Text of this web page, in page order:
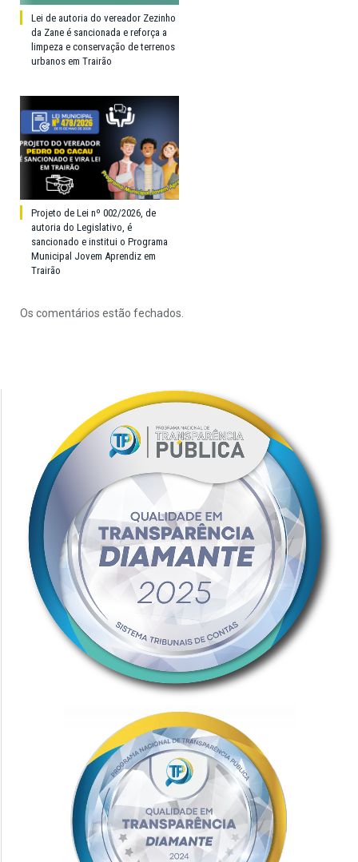
Lei de autoria do vereador Zezinho
da Zane é sancionada e reforça a
limpeza e conservação de terrenos
urbanos em Trairão
Projeto de Lei nº 002/2026, de
autoria do Legislativo, é
sancionado e institui o Programa
Municipal Jovem Aprendiz em
Trairão
Os comentários estão fechados.